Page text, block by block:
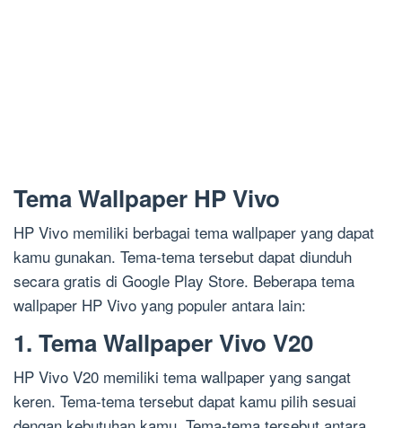
Tema Wallpaper HP Vivo
HP Vivo memiliki berbagai tema wallpaper yang dapat
kamu gunakan. Tema-tema tersebut dapat diunduh
secara gratis di Google Play Store. Beberapa tema
wallpaper HP Vivo yang populer antara lain:
1. Tema Wallpaper Vivo V20
HP Vivo V20 memiliki tema wallpaper yang sangat
keren. Tema-tema tersebut dapat kamu pilih sesuai